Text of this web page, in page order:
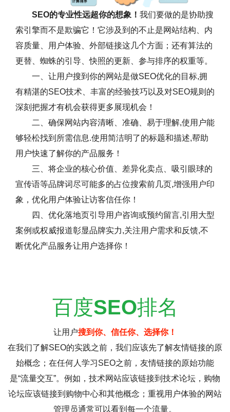
SEO的专业性远超你的想象！ 我们要做的是协助搜
索引擎而不是欺骗它！它涉及到的不止是网站结构、内
容质量、用户体验、外部链接这几个方面；还有算法的
更替、蜘蛛的引导、快照的更新、参与排序的权重等。
一、让用户搜到你的网站是做SEO优化的目标,拥
有精湛的SEO技术、丰富的经验技巧以及对SEO规则的
深刻把握才有机会获得更多展现机会！
二、确保网站内容清晰、准确、易于理解,使用户能
够轻松找到所需信息.使用简洁明了的标题和描述,帮助
用户快速了解你的产品服务！
三、将企业的核心价值、差异化卖点、吸引眼球的
宣传语等品牌词尽可能多的占位搜索前几页,增强用户印
象，优化用户体验让访客信任你！
四、优化落地页引导用户咨询或预约留言,引用大型
案例或权威报道彰显品牌实力,关注用户需求和反馈,不
断优化产品服务让用户选择你！
百度SEO排名
让用户搜到你、信任你、选择你！
在我们了解SEO的实践之前，我们应该先了解友情链接的原
始概念；在任何人学习SEO之前，友情链接的原始功能
是“流量交互”。例如，技术网站应该链接到技术论坛，购物
论坛应该链接到购物中心和其他概念；重视用户体验的网站
管理员通常可以看到每一个流量。